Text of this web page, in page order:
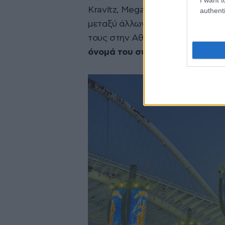
Kravitz, Megadeth, Mammoth
μεταξύ άλλων. Αυτή τη φορά, με
τους στην Αθήνα, ο Βαγγέλης
όνομά του συνδέθηκε με μια